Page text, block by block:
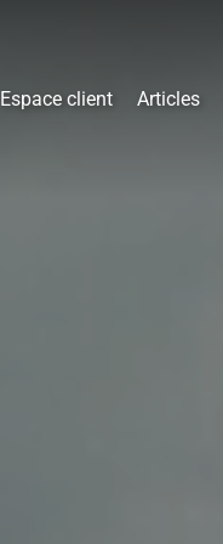
Espace client Articles